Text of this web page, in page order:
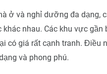
ở và nghỉ dưỡng đa dạng,
nhau. Các khu vực
có giá rất cạnh tranh. Điều
và phong phú.